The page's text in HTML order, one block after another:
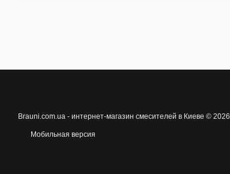
Brauni.com.ua - интернет-магазин смесителей в Киеве © 2026
Мобильная версия